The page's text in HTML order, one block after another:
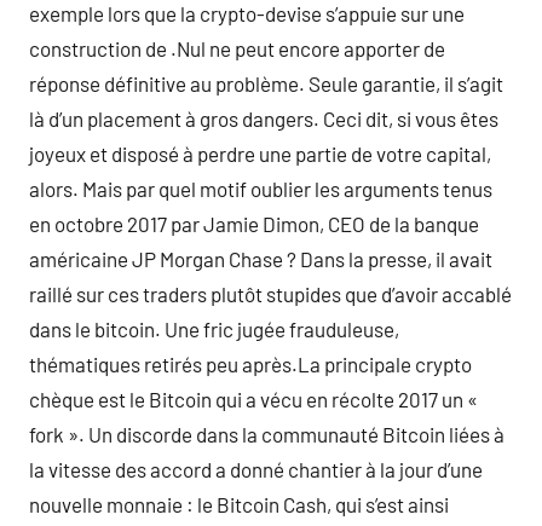
exemple lors que la crypto-devise s’appuie sur une
construction de .Nul ne peut encore apporter de
réponse définitive au problème. Seule garantie, il s’agit
là d’un placement à gros dangers. Ceci dit, si vous êtes
joyeux et disposé à perdre une partie de votre capital,
alors. Mais par quel motif oublier les arguments tenus
en octobre 2017 par Jamie Dimon, CEO de la banque
américaine JP Morgan Chase ? Dans la presse, il avait
raillé sur ces traders plutôt stupides que d’avoir accablé
dans le bitcoin. Une fric jugée frauduleuse,
thématiques retirés peu après.La principale crypto
chèque est le Bitcoin qui a vécu en récolte 2017 un «
fork ». Un discorde dans la communauté Bitcoin liées à
la vitesse des accord a donné chantier à la jour d’une
nouvelle monnaie : le Bitcoin Cash, qui s’est ainsi